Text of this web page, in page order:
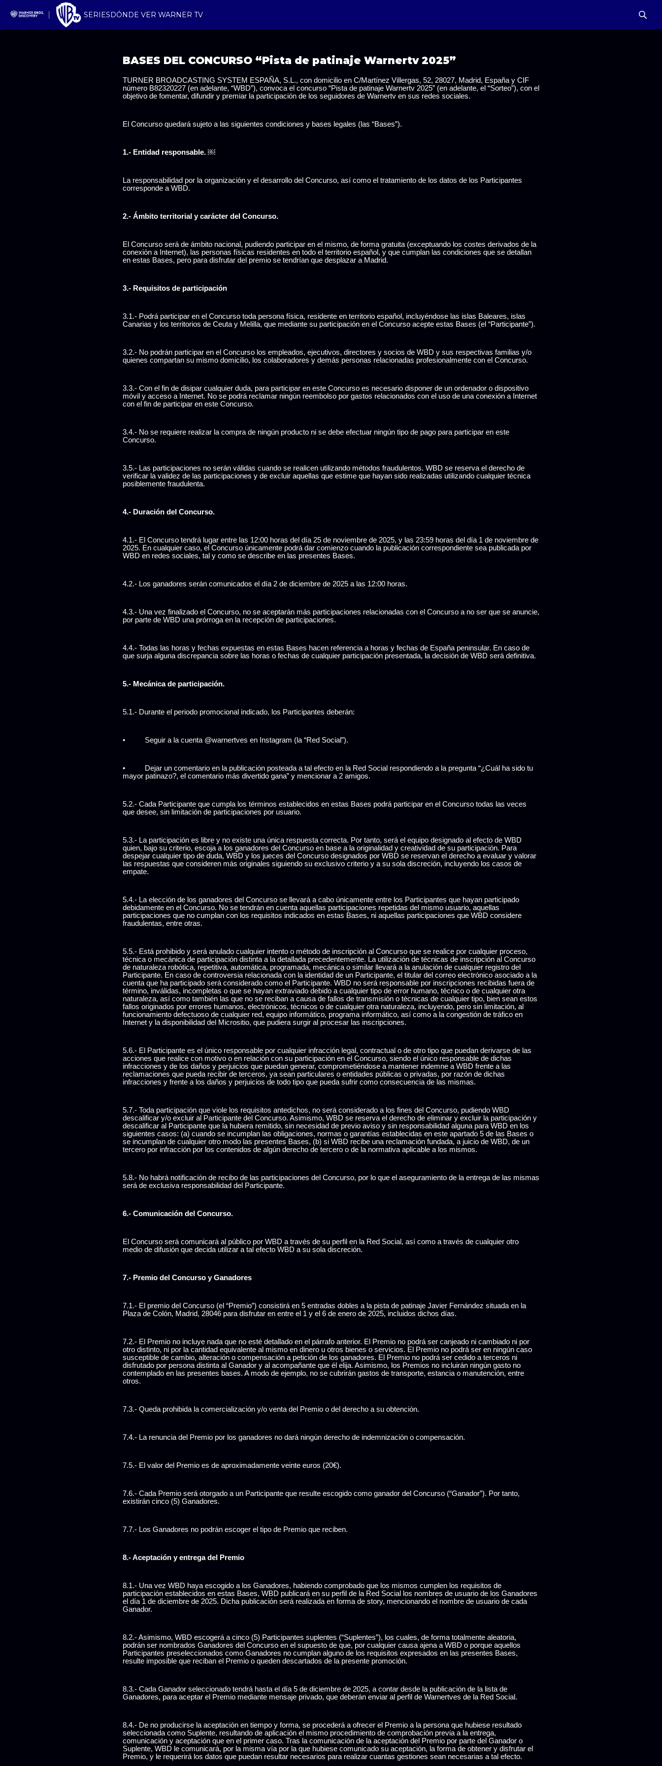
SERIESDÓNDE VER WARNER TV
BASES DEL CONCURSO “Pista de patinaje Warnertv 2025”
TURNER BROADCASTING SYSTEM ESPAÑA, S.L., con domicilio en C/Martínez Villergas, 52, 28027, Madrid, España y CIF
número B82320227 (en adelante, “WBD”), convoca el concurso “Pista de patinaje Warnertv 2025” (en adelante, el “Sorteo”), con el
objetivo de fomentar, difundir y premiar la participación de los seguidores de Warnertv en sus redes sociales.
El Concurso quedará sujeto a las siguientes condiciones y bases legales (las “Bases”).
1.- Entidad responsable. ￼
La responsabilidad por la organización y el desarrollo del Concurso, así como el tratamiento de los datos de los Participantes
corresponde a WBD.
2.- Ámbito territorial y carácter del Concurso.
El Concurso será de ámbito nacional, pudiendo participar en el mismo, de forma gratuita (exceptuando los costes derivados de la
conexión a Internet), las personas físicas residentes en todo el territorio español, y que cumplan las condiciones que se detallan
en estas Bases, pero para disfrutar del premio se tendrían que desplazar a Madrid.
3.- Requisitos de participación
3.1.- Podrá participar en el Concurso toda persona física, residente en territorio español, incluyéndose las islas Baleares, islas
Canarias y los territorios de Ceuta y Melilla, que mediante su participación en el Concurso acepte estas Bases (el “Participante”).
3.2.- No podrán participar en el Concurso los empleados, ejecutivos, directores y socios de WBD y sus respectivas familias y/o
quienes compartan su mismo domicilio, los colaboradores y demás personas relacionadas profesionalmente con el Concurso.
3.3.- Con el fin de disipar cualquier duda, para participar en este Concurso es necesario disponer de un ordenador o dispositivo
móvil y acceso a Internet. No se podrá reclamar ningún reembolso por gastos relacionados con el uso de una conexión a Internet
con el fin de participar en este Concurso.
3.4.- No se requiere realizar la compra de ningún producto ni se debe efectuar ningún tipo de pago para participar en este
Concurso.
3.5.- Las participaciones no serán válidas cuando se realicen utilizando métodos fraudulentos. WBD se reserva el derecho de
verificar la validez de las participaciones y de excluir aquellas que estime que hayan sido realizadas utilizando cualquier técnica
posiblemente fraudulenta.
4.- Duración del Concurso.
4.1.- El Concurso tendrá lugar entre las 12:00 horas del día 25 de noviembre de 2025, y las 23:59 horas del día 1 de noviembre de
2025. En cualquier caso, el Concurso únicamente podrá dar comienzo cuando la publicación correspondiente sea publicada por
WBD en redes sociales, tal y como se describe en las presentes Bases.
4.2.- Los ganadores serán comunicados el día 2 de diciembre de 2025 a las 12:00 horas.
4.3.- Una vez finalizado el Concurso, no se aceptarán más participaciones relacionadas con el Concurso a no ser que se anuncie,
por parte de WBD una prórroga en la recepción de participaciones.
4.4.- Todas las horas y fechas expuestas en estas Bases hacen referencia a horas y fechas de España peninsular. En caso de
que surja alguna discrepancia sobre las horas o fechas de cualquier participación presentada, la decisión de WBD será definitiva.
5.- Mecánica de participación.
5.1.- Durante el periodo promocional indicado, los Participantes deberán:
• Seguir a la cuenta @warnertves en Instagram (la “Red Social”).
•
Dejar un comentario en la publicación posteada a tal efecto en la Red Social respondiendo a la pregunta “¿Cuál ha sido tu
mayor patinazo?, el comentario más divertido gana” y mencionar a 2 amigos.
5.2.- Cada Participante que cumpla los términos establecidos en estas Bases podrá participar en el Concurso todas las veces
que desee, sin limitación de participaciones por usuario.
5.3.- La participación es libre y no existe una única respuesta correcta. Por tanto, será el equipo designado al efecto de WBD
quien, bajo su criterio, escoja a los ganadores del Concurso en base a la originalidad y creatividad de su participación. Para
despejar cualquier tipo de duda, WBD y los jueces del Concurso designados por WBD se reservan el derecho a evaluar y valorar
las respuestas que consideren más originales siguiendo su exclusivo criterio y a su sola discreción, incluyendo los casos de
empate.
5.4.- La elección de los ganadores del Concurso se llevará a cabo únicamente entre los Participantes que hayan participado
debidamente en el Concurso. No se tendrán en cuenta aquellas participaciones repetidas del mismo usuario, aquellas
participaciones que no cumplan con los requisitos indicados en estas Bases, ni aquellas participaciones que WBD considere
fraudulentas, entre otras.
5.5.- Está prohibido y será anulado cualquier intento o método de inscripción al Concurso que se realice por cualquier proceso,
técnica o mecánica de participación distinta a la detallada precedentemente. La utilización de técnicas de inscripción al Concurso
de naturaleza robótica, repetitiva, automática, programada, mecánica o similar llevará a la anulación de cualquier registro del
Participante. En caso de controversia relacionada con la identidad de un Participante, el titular del correo electrónico asociado a la
cuenta que ha participado será considerado como el Participante. WBD no será responsable por inscripciones recibidas fuera de
término, inválidas, incompletas o que se hayan extraviado debido a cualquier tipo de error humano, técnico o de cualquier otra
naturaleza, así como también las que no se reciban a causa de fallos de transmisión o técnicas de cualquier tipo, bien sean estos
fallos originados por errores humanos, electrónicos, técnicos o de cualquier otra naturaleza, incluyendo, pero sin limitación, al
funcionamiento defectuoso de cualquier red, equipo informático, programa informático, así como a la congestión de tráfico en
Internet y la disponibilidad del Micrositio, que pudiera surgir al procesar las inscripciones.
5.6.- El Participante es el único responsable por cualquier infracción legal, contractual o de otro tipo que puedan derivarse de las
acciones que realice con motivo o en relación con su participación en el Concurso, siendo el único responsable de dichas
infracciones y de los daños y perjuicios que puedan generar, comprometiéndose a mantener indemne a WBD frente a las
reclamaciones que pueda recibir de terceros, ya sean particulares o entidades públicas o privadas, por razón de dichas
infracciones y frente a los daños y perjuicios de todo tipo que pueda sufrir como consecuencia de las mismas.
5.7.- Toda participación que viole los requisitos antedichos, no será considerado a los fines del Concurso, pudiendo WBD
descalificar y/o excluir al Participante del Concurso. Asimismo, WBD se reserva el derecho de eliminar y excluir la participación y
descalificar al Participante que la hubiera remitido, sin necesidad de previo aviso y sin responsabilidad alguna para WBD en los
siguientes casos: (a) cuando se incumplan las obligaciones, normas o garantías establecidas en este apartado 5 de las Bases o
se incumplan de cualquier otro modo las presentes Bases, (b) si WBD recibe una reclamación fundada, a juicio de WBD, de un
tercero por infracción por los contenidos de algún derecho de tercero o de la normativa aplicable a los mismos.
5.8.- No habrá notificación de recibo de las participaciones del Concurso, por lo que el aseguramiento de la entrega de las mismas
será de exclusiva responsabilidad del Participante.
6.- Comunicación del Concurso.
El Concurso será comunicará al público por WBD a través de su perfil en la Red Social, así como a través de cualquier otro
medio de difusión que decida utilizar a tal efecto WBD a su sola discreción.
7.- Premio del Concurso y Ganadores
7.1.- El premio del Concurso (el “Premio”) consistirá en 5 entradas dobles a la pista de patinaje Javier Fernández situada en la
Plaza de Colón, Madrid, 28046 para disfrutar en entre el 1 y el 6 de enero de 2025, incluidos dichos días.
7.2.- El Premio no incluye nada que no esté detallado en el párrafo anterior. El Premio no podrá ser canjeado ni cambiado ni por
otro distinto, ni por la cantidad equivalente al mismo en dinero u otros bienes o servicios. El Premio no podrá ser en ningún caso
susceptible de cambio, alteración o compensación a petición de los ganadores. El Premio no podrá ser cedido a terceros ni
disfrutado por persona distinta al Ganador y al acompañante que él elija. Asimismo, los Premios no incluirán ningún gasto no
contemplado en las presentes bases. A modo de ejemplo, no se cubrirán gastos de transporte, estancia o manutención, entre
otros.
7.3.- Queda prohibida la comercialización y/o venta del Premio o del derecho a su obtención.
7.4.- La renuncia del Premio por los ganadores no dará ningún derecho de indemnización o compensación.
7.5.- El valor del Premio es de aproximadamente veinte euros (20€).
7.6.- Cada Premio será otorgado a un Participante que resulte escogido como ganador del Concurso (“Ganador”). Por tanto,
existirán cinco (5) Ganadores.
7.7.- Los Ganadores no podrán escoger el tipo de Premio que reciben.
8.- Aceptación y entrega del Premio
8.1.- Una vez WBD haya escogido a los Ganadores, habiendo comprobado que los mismos cumplen los requisitos de
participación establecidos en estas Bases, WBD publicará en su perfil de la Red Social los nombres de usuario de los Ganadores
el día 1 de diciembre de 2025. Dicha publicación será realizada en forma de story, mencionando el nombre de usuario de cada
Ganador.
8.2.- Asimismo, WBD escogerá a cinco (5) Participantes suplentes (“Suplentes”), los cuales, de forma totalmente aleatoria,
podrán ser nombrados Ganadores del Concurso en el supuesto de que, por cualquier causa ajena a WBD o porque aquellos
Participantes preseleccionados como Ganadores no cumplan alguno de los requisitos expresados en las presentes Bases,
resulte imposible que reciban el Premio o queden descartados de la presente promoción.
8.3.- Cada Ganador seleccionado tendrá hasta el día 5 de diciembre de 2025, a contar desde la publicación de la lista de
Ganadores, para aceptar el Premio mediante mensaje privado, que deberán enviar al perfil de Warnertves de la Red Social.
8.4.- De no producirse la aceptación en tiempo y forma, se procederá a ofrecer el Premio a la persona que hubiese resultado
seleccionada como Suplente, resultando de aplicación el mismo procedimiento de comprobación previa a la entrega,
comunicación y aceptación que en el primer caso. Tras la comunicación de la aceptación del Premio por parte del Ganador o
Suplente, WBD le comunicará, por la misma vía por la que hubiese comunicado su aceptación, la forma de obtener y disfrutar el
Premio, y le requerirá los datos que puedan resultar necesarios para realizar cuantas gestiones sean necesarias a tal efecto.